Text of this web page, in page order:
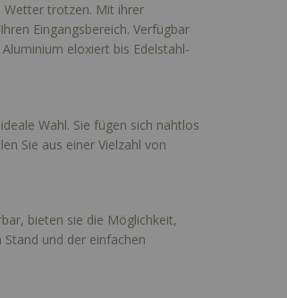
Wetter trotzen. Mit ihrer
Eingangsbereich. Verfügbar
eloxiert bis Edelstahl-
Wahl. Sie fügen sich nahtlos
Sie aus einer Vielzahl von
bieten sie die Möglichkeit,
und der einfachen